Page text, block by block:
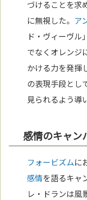
づけることを求
に無視した。 ア
ド・ヴィーヴル
でなくオレンジ
かける力を発揮
の表現手段とし
見られるよう導
感情のキャン
フォービズムに
感情を語るキャ
レ・ドランは風